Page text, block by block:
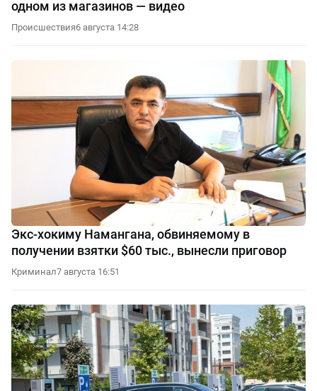
одном из магазинов — видео
Происшествия6 августа 14:28
Экс-хокиму Намангана, обвиняемому в
получении взятки $60 тыс., вынесли приговор
Криминал7 августа 16:51